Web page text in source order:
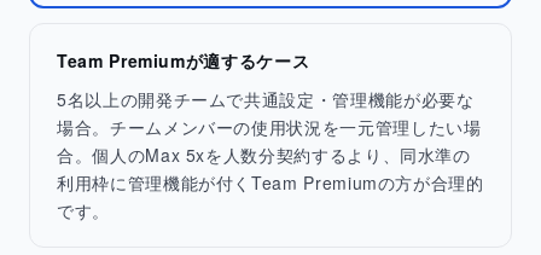
Team Premiumが適するケース
5名以上の開発チームで共通設定・管理機能が必要な
場合。チームメンバーの使用状況を一元管理したい場
合。個人のMax 5xを人数分契約するより、同水準の
利用枠に管理機能が付くTeam Premiumの方が合理的
です。